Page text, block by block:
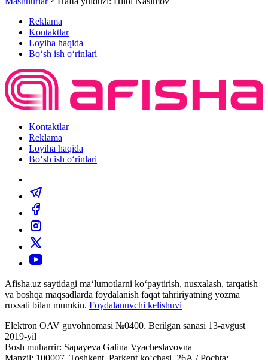
Reklama
Kontaktlar
Loyiha haqida
Bo‘sh ish o‘rinlari
Kontaktlar
Reklama
Loyiha haqida
Bo‘sh ish o‘rinlari
Afisha.uz saytidagi ma‘lumotlarni ko‘paytirish, nusxalash, tarqatish
va boshqa maqsadlarda foydalanish faqat tahririyatning yozma
ruxsati bilan mumkin. Foydalanuvchi kelishuvi
Elektron OAV guvohnomasi №0400. Berilgan sanasi 13-avgust
2019-yil
Bosh muharrir: Sapayeva Galina Vyacheslavovna